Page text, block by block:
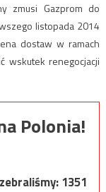
zmusi Gazprom do
listopada 2014
dostaw w ramach
wskutek renegocjacji
Polonia!
1351